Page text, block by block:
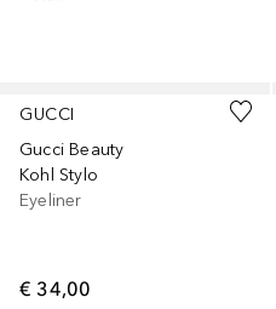
GUCCI
Gucci Beauty
Kohl Stylo
Eyeliner
€ 34,00